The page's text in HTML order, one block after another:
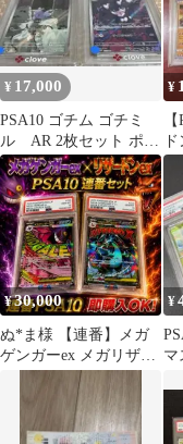
務用品 (シルバー, 10
cm x 10 cm)
¥ 17,000
PSA10 ゴチム ゴチミ
ル AR 2枚セット ポケ
モンカード 連番
¥
リ
¥30,000
ぬ*ま様 【連番】メガ
ゲンガーex メガリザー
ドンex MA PSA10
¥
マ